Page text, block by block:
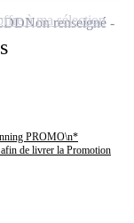
PROMO\n*
de livrer la Promotion
Non renseigné
à ma sélection